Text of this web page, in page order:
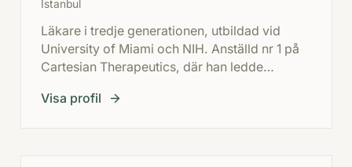
Istanbul
Läkare i tredje generationen, utbildad vid
University of Miami och NIH. Anställd nr 1 på
Cartesian Therapeutics, där han ledde
transfekterade CAR-T-terapi för autoimmuna
Visa profil